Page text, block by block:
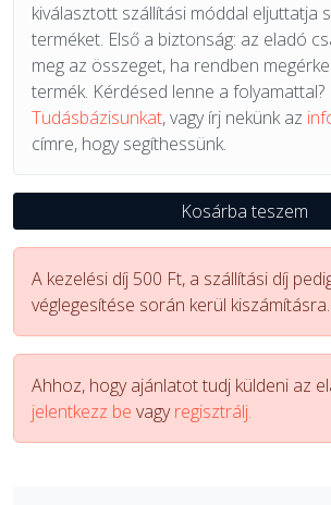
kiválasztott szállítási móddal eljuttatja
terméket. Első a biztonság: az eladó
meg az összeget, ha rendben
termék. Kérdésed lenne a
Tudásbázisunkat, vagy írj nekünk az
címre, hogy segíthessünk.
Kosárba teszem
A kezelési díj 500 Ft, a szállítási díj
véglegesítése során kerül kiszámításra.
Ahhoz, hogy ajánlatot tudj küldeni az
jelentkezz be vagyregisztrálj.